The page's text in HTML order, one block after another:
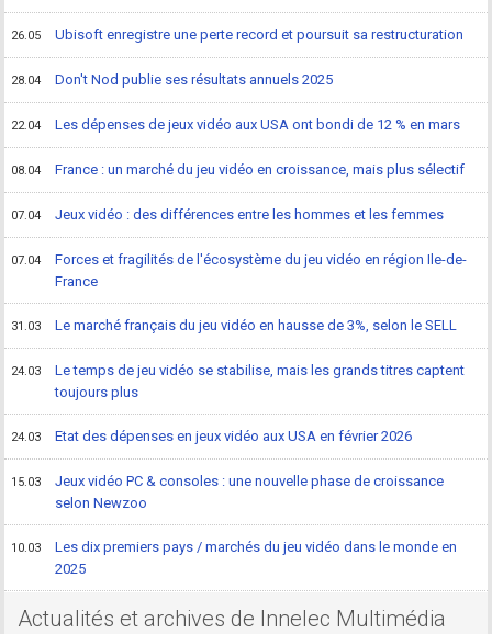
26.05 Ubisoft enregistre une perte record et poursuit sa restructuration
28.04 Don't Nod publie ses résultats annuels 2025
22.04 Les dépenses de jeux vidéo aux USA ont bondi de 12 % en mars
08.04 France : un marché du jeu vidéo en croissance, mais plus sélectif
07.04 Jeux vidéo : des différences entre les hommes et les femmes
07.04
Forces et fragilités de l'écosystème du jeu vidéo en région Ile-de-
France
31.03 Le marché français du jeu vidéo en hausse de 3%, selon le SELL
24.03
Le temps de jeu vidéo se stabilise, mais les grands titres captent
toujours plus
24.03 Etat des dépenses en jeux vidéo aux USA en février 2026
15.03
Jeux vidéo PC & consoles : une nouvelle phase de croissance
selon Newzoo
10.03
Les dix premiers pays / marchés du jeu vidéo dans le monde en
2025
Actualités et archives de Innelec Multimédia